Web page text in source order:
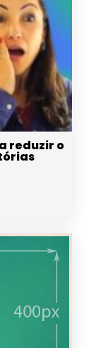
reduzir o